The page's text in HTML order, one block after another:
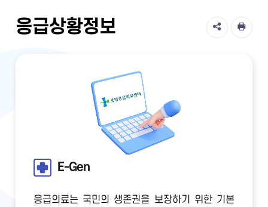
응급상황정보
E-Gen
응급의료는 국민의 생존권을 보장하기 위한 기본